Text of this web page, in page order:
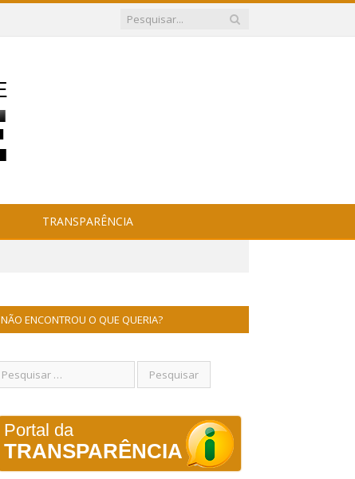
TRANSPARÊNCIA
NÃO ENCONTROU O QUE QUERIA?
Portal da
TRANSPARÊNCIA